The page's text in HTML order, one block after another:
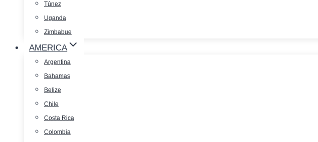
Túnez
Uganda
Zimbabue
AMERICA
Argentina
Bahamas
Belize
Chile
Costa Rica
Colombia